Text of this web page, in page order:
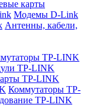
карты
Модемы D-Link
Антенны, кабели,
TP-LINK
TP-LINK
TP-LINK
Коммутаторы TP-
TP-LINK